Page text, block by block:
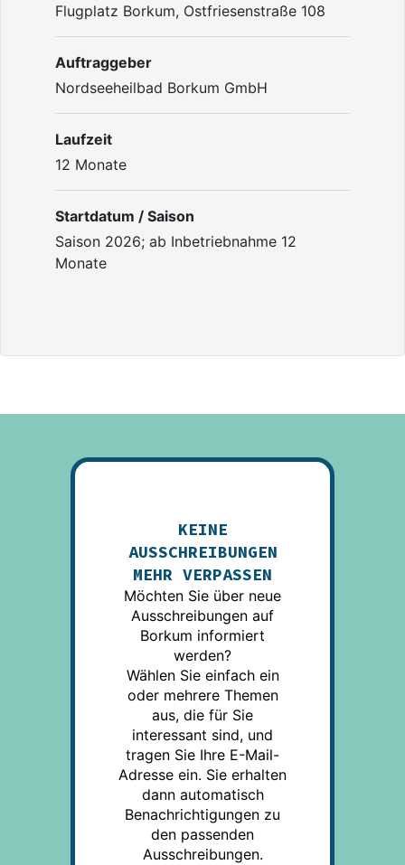
Flugplatz Borkum, Ostfriesenstraße 108
Auftraggeber
Nordseeheilbad Borkum GmbH
Laufzeit
12 Monate
Startdatum / Saison
Saison 2026; ab Inbetriebnahme 12
Monate
KEINE
AUSSCHREIBUNGEN
MEHR VERPASSEN
Möchten Sie über neue
Ausschreibungen auf
Borkum informiert
werden?
Wählen Sie einfach ein
oder mehrere Themen
aus, die für Sie
interessant sind, und
tragen Sie Ihre E-Mail-
Adresse ein. Sie erhalten
dann automatisch
Benachrichtigungen zu
den passenden
Ausschreibungen.